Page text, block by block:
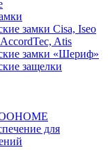
замки Cisa, Iseo
Atis
замки «Шериф»
защелки
для